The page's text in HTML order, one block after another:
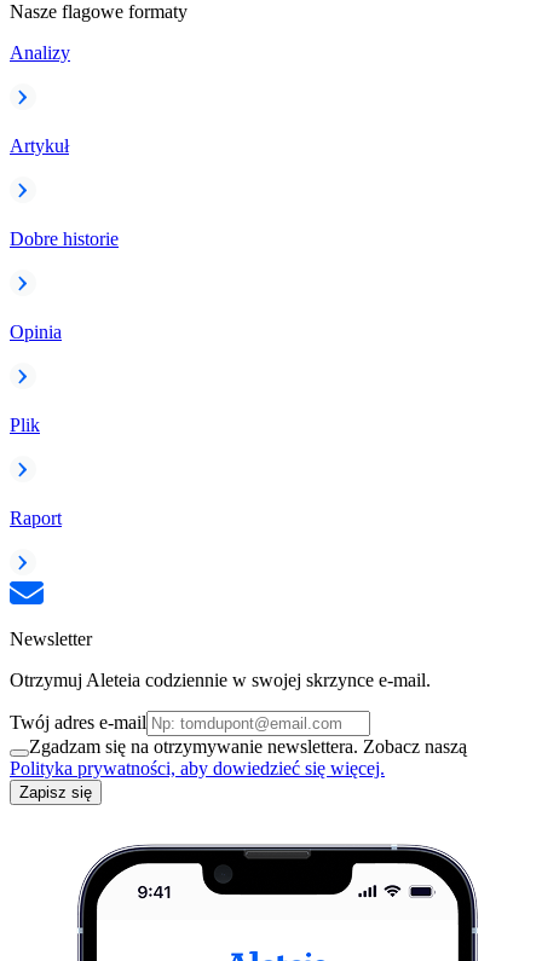
Nasze flagowe formaty
Analizy
Artykuł
Dobre historie
Opinia
Plik
Raport
Newsletter
Otrzymuj Aleteia codziennie w swojej skrzynce e-mail.
Twój adres e-mail
Zgadzam się na otrzymywanie newslettera. Zobacz naszą
Polityka prywatności, aby dowiedzieć się więcej.
Zapisz się